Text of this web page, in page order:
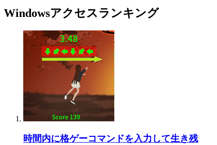
Windowsアクセスランキング
時間内に格ゲーコマンドを入力して生き残